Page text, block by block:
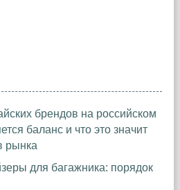
брендов на российском
баланс и что это значит
рынка
для багажника: порядок